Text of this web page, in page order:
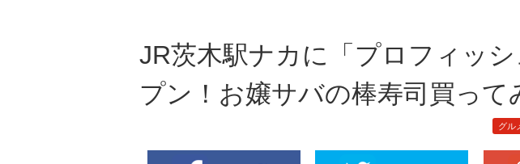
JR茨木駅ナカに「プロフィッ
プン！お嬢サバの棒寿司買って
グル